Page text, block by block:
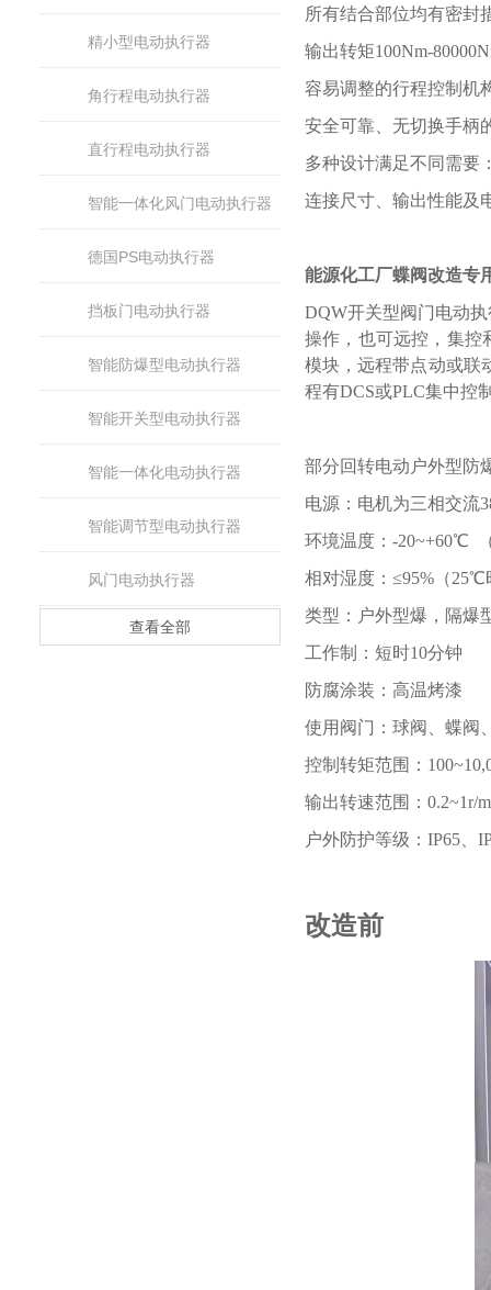
精小型电动执行器
角行程电动执行器
直行程电动执行器
智能一体化风门电动执行器
德国PS电动执行器
挡板门电动执行器
智能防爆型电动执行器
智能开关型电动执行器
智能一体化电动执行器
智能调节型电动执行器
风门电动执行器
查看全部
所有结合部位均有密封
输出转矩100Nm-
容易调整的行程控制机
安全可靠、无切换手柄
多种设计满足不同需要
连接尺寸、输出性能及
能源化工厂蝶阀改造专
DQW开关型阀门电动
操作，也可远控，集控
模块，远程带点动或联
程有DCS或PLC集中控
部分回转电动户外型防
电源：电机为三相交流
环境温度： -20~+60℃
相对湿度： ≤95%（25℃
类型：户外型爆，隔爆
工作制：短时10分钟
防腐涂装：高温烤漆
使用阀门：球阀、蝶阀
控制转矩范围：
输出转速范围： 0.2~1r/
户外防护等级： IP65、
改造前